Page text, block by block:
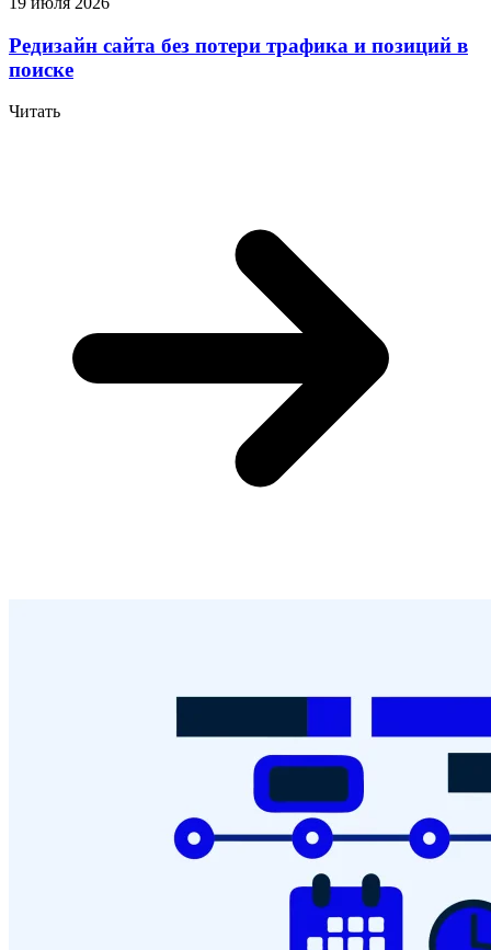
Редизайн сайта без потери трафика и позиций в
поиске
Читать